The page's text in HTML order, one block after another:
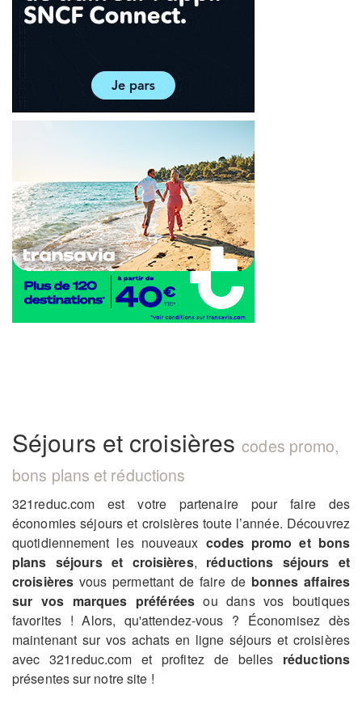
Séjours et croisièrescodes promo,
bons plans et réductions
321reduc.com est votre partenaire pour faire des
économies séjours et croisières toute l’année. Découvrez
quotidiennement les nouveaux codes promo et bons
plans séjours et croisières, réductions séjours et
croisières vous permettant de faire de bonnes affaires
sur vos marques préféréesou dans vos boutiques
favorites ! Alors, qu'attendez-vous ? Économisez dès
maintenant sur vos achats en ligne séjours et croisières
avec 321reduc.com et profitez de belles réductions
présentes sur notre site !